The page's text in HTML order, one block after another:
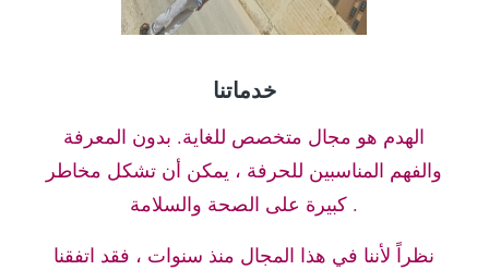
خدماتنا
الهدم هو مجال متخصص للغاية. بدون المعرفة
والفهم المناسبين للحرفة ، يمكن أن تشكل مخاطر
كبيرة على الصحة والسلامة .
نظراً لأننا في هذا المجال منذ سنوات ، فقد اتفقنا